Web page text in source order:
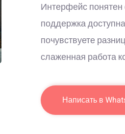
Интерфейс понятен
поддержка
почувствуете
слаженная работа
Написать в